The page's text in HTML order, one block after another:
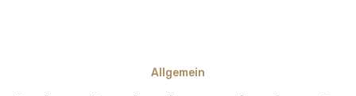
Allgemein